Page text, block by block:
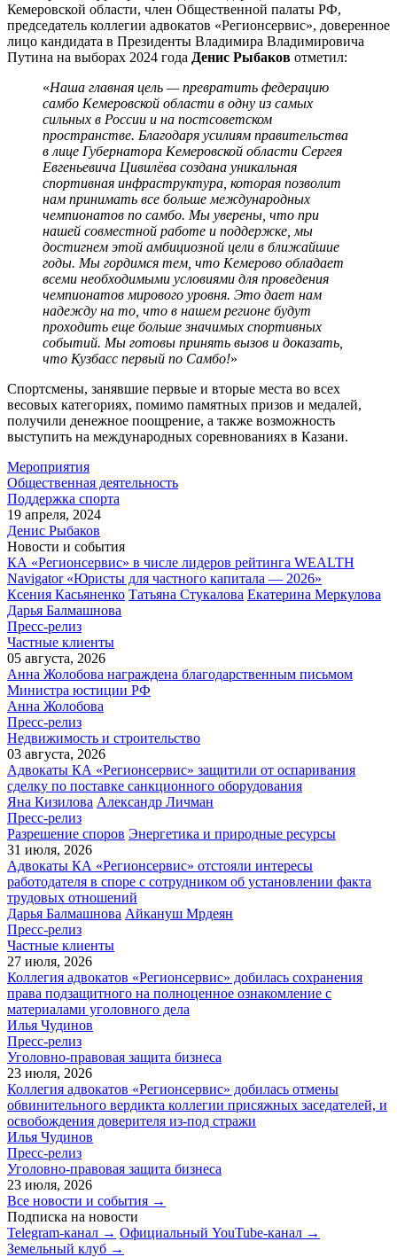
Кемеровской области, член Общественной палаты РФ,
председатель коллегии адвокатов «Регионсервис», доверенное
лицо кандидата в Президенты Владимира Владимировича
Путина на выборах 2024 года Денис Рыбаков отметил:
«Наша главная цель — превратить федерацию
самбо Кемеровской области в одну из самых
сильных в России и на постсоветском
пространстве. Благодаря усилиям правительства
в лице Губернатора Кемеровской области Сергея
Евгеньевича Цивилёва создана уникальная
спортивная инфраструктура, которая позволит
нам принимать все больше международных
чемпионатов по самбо. Мы уверены, что при
нашей совместной работе и поддержке, мы
достигнем этой амбициозной цели в ближайшие
годы. Мы гордимся тем, что Кемерово обладает
всеми необходимыми условиями для проведения
чемпионатов мирового уровня. Это дает нам
надежду на то, что в нашем регионе будут
проходить еще больше значимых спортивных
событий. Мы готовы принять вызов и доказать,
что Кузбасс первый по Самбо!»
Спортсмены, занявшие первые и вторые места во всех
весовых категориях, помимо памятных призов и медалей,
получили денежное поощрение, а также возможность
выступить на международных соревнованиях в Казани.
Мероприятия
Общественная деятельность
Поддержка спорта
19 апреля, 2024
Денис Рыбаков
Новости и события
КА «Регионсервис» в числе лидеров рейтинга WEALTH
Navigator «Юристы для частного капитала — 2026»
Ксения Касьяненко Татьяна Стукалова Екатерина Меркулова
Дарья Балмашнова
Пресс-релиз
Частные клиенты
05 августа, 2026
Анна Жолобова награждена благодарственным письмом
Министра юстиции РФ
Анна Жолобова
Пресс-релиз
Недвижимость и строительство
03 августа, 2026
Адвокаты КА «Регионсервис» защитили от оспаривания
сделку по поставке санкционного оборудования
Яна Кизилова Александр Личман
Пресс-релиз
Разрешение споров Энергетика и природные ресурсы
31 июля, 2026
Адвокаты КА «Регионсервис» отстояли интересы
работодателя в споре с сотрудником об установлении факта
трудовых отношений
Дарья Балмашнова Айкануш Мрдеян
Пресс-релиз
Частные клиенты
27 июля, 2026
Коллегия адвокатов «Регионсервис» добилась сохранения
права подзащитного на полноценное ознакомление с
материалами уголовного дела
Илья Чудинов
Пресс-релиз
Уголовно-правовая защита бизнеса
23 июля, 2026
Коллегия адвокатов «Регионсервис» добилась отмены
обвинительного вердикта коллегии присяжных заседателей, и
освобождения доверителя из-под стражи
Илья Чудинов
Пресс-релиз
Уголовно-правовая защита бизнеса
23 июля, 2026
Все новости и события →
Подписка на новости
Telegram-канал → Официальный YouTube-канал →
Земельный клуб →